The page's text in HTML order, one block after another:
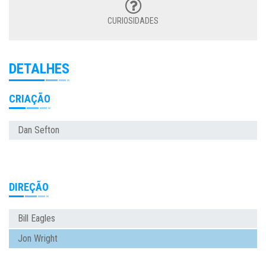
CURIOSIDADES
DETALHES
CRIAÇÃO
Dan Sefton
DIREÇÃO
Bill Eagles
Jon Wright